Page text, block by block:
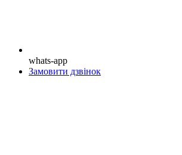
whats-app
Замовити дзвінок